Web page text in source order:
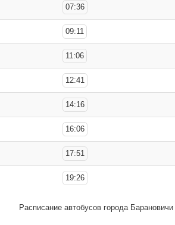
07:36
09:11
11:06
12:41
14:16
16:06
17:51
19:26
Расписание автобусов города Барановичи